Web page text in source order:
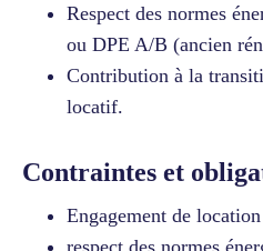
Respect des normes
ou DPE A/B (ancien
Contribution à la
locatif.
Contraintes et
Engagement de
respect des normes